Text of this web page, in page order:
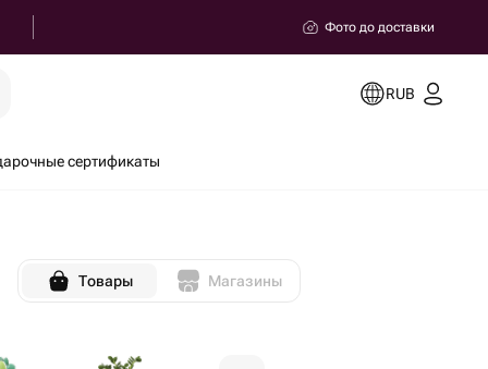
Фото до доставки
RUB
сертификаты
Товары Магазины